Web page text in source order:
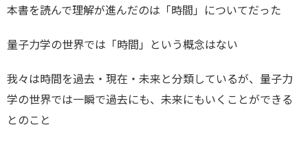
本書を読んで理解が進んだのは「時間」についてだった
量子力学の世界では「時間」という概念はない
我々は時間を過去・現在・未来と分類しているが、量子力
学の世界では一瞬で過去にも、未来にもいくことができる
とのこと